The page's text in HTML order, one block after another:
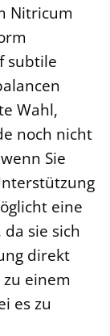
Nitricum
subtile
Wahl,
noch nicht
Sie
eine
sie sich
direkt
einem
es zu